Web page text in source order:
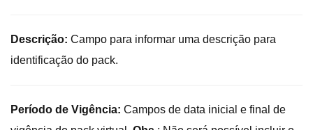
Descrição: Campo para informar uma descrição para
identificação do pack.
Período de Vigência: Campos de data inicial e final de